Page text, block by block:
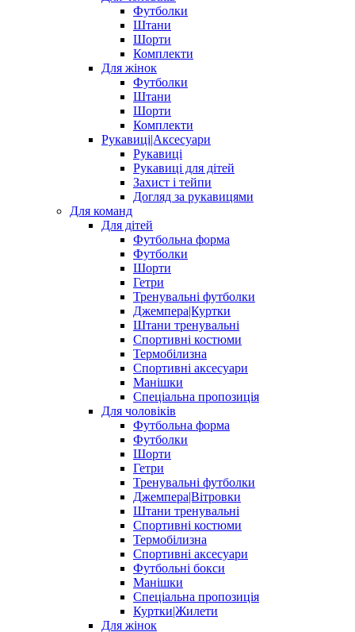
Футболки
Штани
Шорти
Комплекти
Для жінок
Футболки
Штани
Шорти
Комплекти
Рукавиці|Аксесуари
Рукавиці
Рукавиці для дітей
Захист і тейпи
Догляд за рукавицями
Для команд
Для дітей
Футбольна форма
Футболки
Шорти
Гетри
Тренувальні футболки
Джемпера|Куртки
Штани тренувальні
Спортивні костюми
Термобілизна
Спортивні аксесуари
Манішки
Спеціальна пропозиція
Для чоловіків
Футбольна форма
Футболки
Шорти
Гетри
Тренувальні футболки
Джемпера|Вітровки
Штани тренувальні
Спортивні костюми
Термобілизна
Спортивні аксесуари
Футбольні бокси
Манішки
Спеціальна пропозиція
Куртки|Жилети
Для жінок